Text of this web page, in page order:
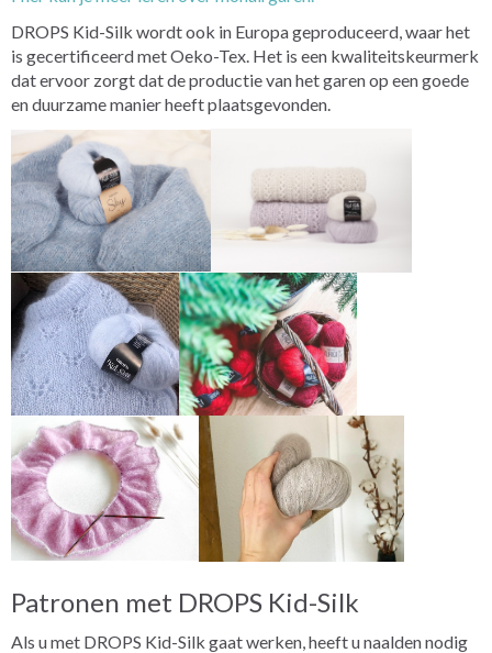
DROPS Kid-Silk wordt ook in Europa geproduceerd, waar het
is gecertificeerd met Oeko-Tex. Het is een kwaliteitskeurmerk
dat ervoor zorgt dat de productie van het garen op een goede
en duurzame manier heeft plaatsgevonden.
Patronen met DROPS Kid-Silk
Als u met DROPS Kid-Silk gaat werken, heeft u naalden nodig